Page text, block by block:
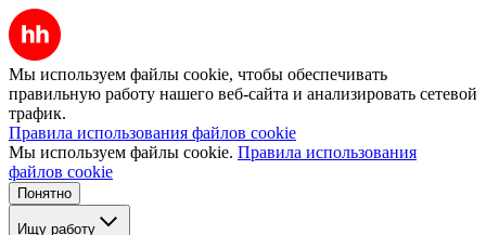
Мы используем файлы cookie, чтобы обеспечивать
правильную работу нашего веб-сайта и анализировать сетевой
трафик.
Правила использования файлов cookie
Мы используем файлы cookie. Правила использования
файлов cookie
Понятно
Ищу работу